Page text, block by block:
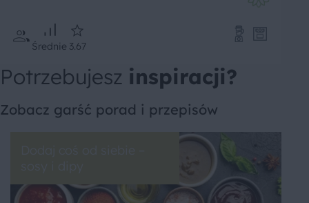
Średnie 3.67
Potrzebujesz inspiracji?
Zobacz garść porad i przepisów